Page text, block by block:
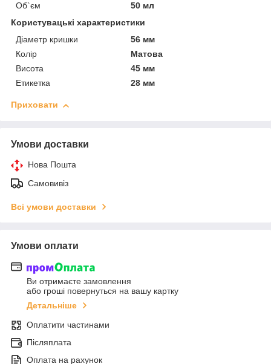
Об`єм
50 мл
Користувацькі характеристики
Діаметр кришки
56 мм
Колір
Матова
Висота
45 мм
Етикетка
28 мм
Приховати
Умови доставки
Нова Пошта
Самовивіз
Всі умови доставки
Умови оплати
Ви отримаєте замовлення
або гроші повернуться на вашу картку
Детальніше
Оплатити частинами
Післяплата
Оплата на рахунок